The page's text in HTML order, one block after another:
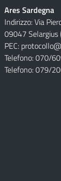
Ares Sardegna
Indirizzo: Via
09047 Selargius
PEC:
Telefono: 070/
Telefono: 079/